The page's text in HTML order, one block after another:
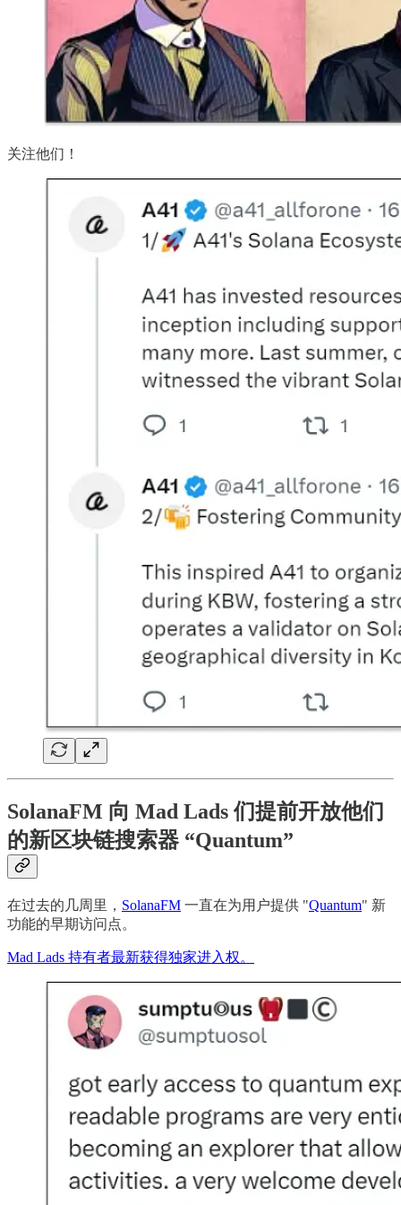
关注他们！
SolanaFM 向 Mad Lads 们提前开放他们
的新区块链搜索器 “Quantum”
在过去的几周里， SolanaFM 一直在为用户提供 "Quantum" 新
功能的早期访问点。
Mad Lads 持有者最新获得独家进入权。